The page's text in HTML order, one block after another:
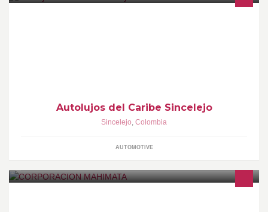
Autolujos del Caribe Sincelejo
Sincelejo, Colombia
AUTOMOTIVE